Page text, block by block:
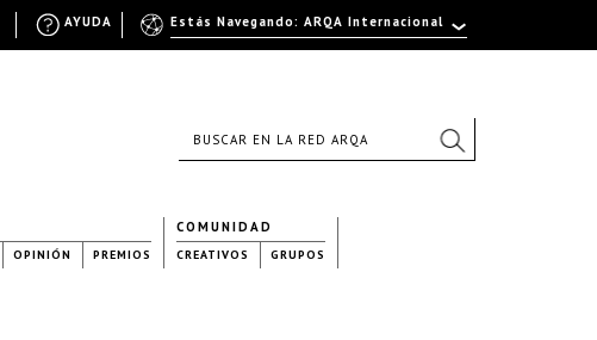
OPINIÓN PREMIOS
COMUNIDAD
CREATIVOS GRUPOS
Estás Navegando: ARQA Internacional
AYUDA